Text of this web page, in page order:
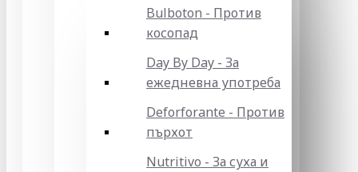
Bulboton - Против
косопад
Day By Day - За
ежедневна употреба
Deforforante - Против
пърхот
Nutritivo - За суха и